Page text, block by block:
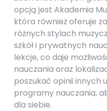
opcją jest Akademia
która również oferuje
różnych stylach
szkół i prywatnych
lekcje, co daje
nauczania oraz
poszukać opinii innych
programy nauczania,
dla siebie.